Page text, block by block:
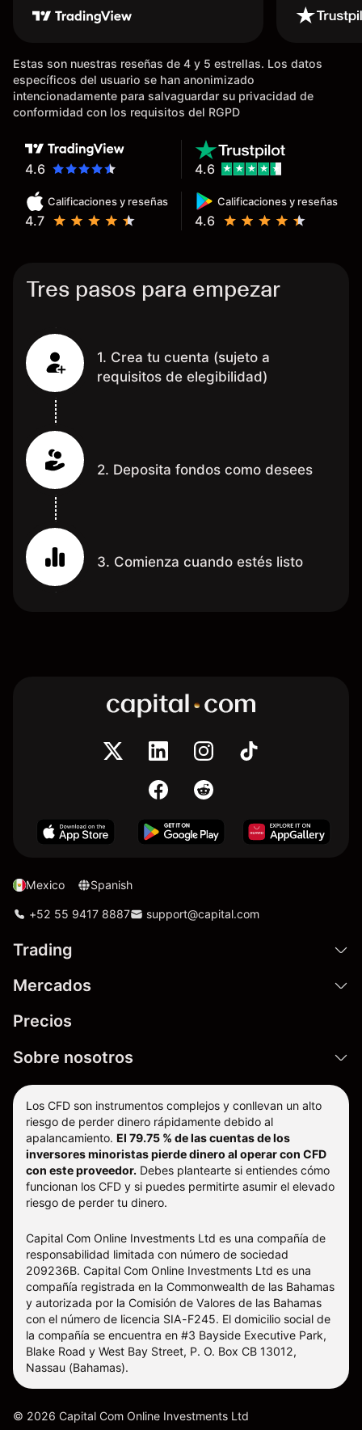
usar Capital fue la llegada de mi
dinero de inmediato a mi cuenta
existentes en el mercado que
tardan días o tienen mucha
burocracia; y la segunda razón,
hecho de operar en un mercado
determinado, debido a los
spread y al volumen existente.
Mientras más activo seas, más
dinero te reembolsa. Muchas
Estas son nuestras reseñas de 4 y 5 estrellas. Los datos
específicos del usuario se han anonimizado
intencionadamente para salvaguardar su privacidad de
conformidad con los requisitos del RGPD
4.6
Calificaciones y reseñas
4.7
Calificaciones y reseñas
4.6
4.6
Tres pasos para empezar
1. Crea tu cuenta (sujeto a
requisitos de elegibilidad)
2. Deposita fondos como desees
3. Comienza cuando estés listo
Mexico Spanish
+52 55 9417 8887 support@capital.com
Trading
Mercados
Precios
Sobre nosotros
Los CFD son instrumentos complejos y conllevan un alto
riesgo de perder dinero rápidamente debido al
apalancamiento. El 79.75 % de las cuentas de los
inversores minoristas pierde dinero al operar con CFD
con este proveedor. Debes plantearte si entiendes cómo
funcionan los CFD y si puedes permitirte asumir el elevado
riesgo de perder tu dinero.
Capital Com Online Investments Ltd es una compañía de
responsabilidad limitada con número de sociedad
209236B. Capital Com Online Investments Ltd es una
compañía registrada en la Commonwealth de las Bahamas
y autorizada por la Comisión de Valores de las Bahamas
con el número de licencia SIA-F245. El domicilio social de
la compañía se encuentra en #3 Bayside Executive Park,
Blake Road y West Bay Street, P. O. Box CB 13012,
Nassau (Bahamas).
© 2026 Capital Com Online Investments Ltd